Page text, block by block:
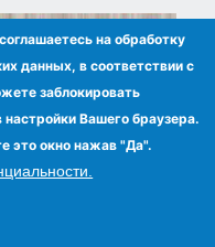
на обработку
данных, в соответствии с
заблокировать
Вашего браузера.
это окно нажав "Да".